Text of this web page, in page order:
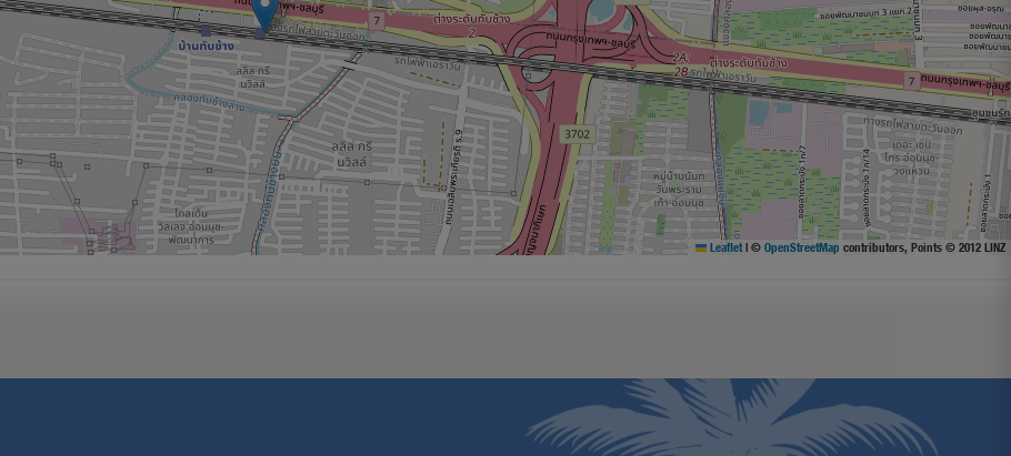
Leaflet | © OpenStreetMap contributors, Points © 2012 LINZ